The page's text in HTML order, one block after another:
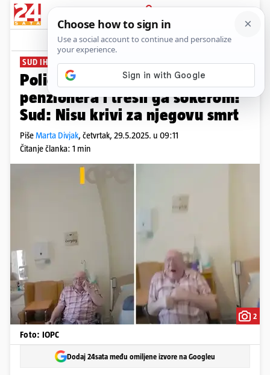
PRIJAVA
News Komentari
SUD IH OSLOBODIO
Policajci su mlatili jednonogog
penzionera i tresli ga šokerom!
Sud: Nisu krivi za njegovu smrt
PišeMarta Divjak, četvrtak, 29.5.2025. u 09:11
Čitanje članka: 1 min
2
Foto: IOPC
Dodaj 24sata među omiljene izvore na Googleu